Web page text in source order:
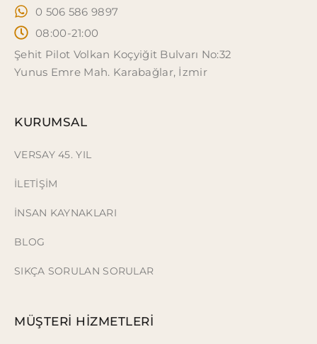
0 506 586 9897
08:00-21:00
Şehit Pilot Volkan Koçyiğit Bulvarı No:32
Yunus Emre Mah. Karabağlar, İzmir
KURUMSAL
VERSAY 45. YIL
İLETİŞİM
İNSAN KAYNAKLARI
BLOG
SIKÇA SORULAN SORULAR
MÜŞTERİ HİZMETLERİ